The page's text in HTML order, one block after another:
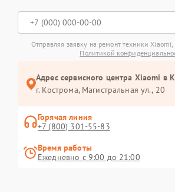
Отправляя заявку на ремонт техники Xiaomi,
Политикой
Адрес сервисного центра Xiaomi в
г. Кострома, Магистральная ул., 20
Горячая линия
+7 (800) 301-55-83
Время работы
Ежедневно с 9:00 до 21:00